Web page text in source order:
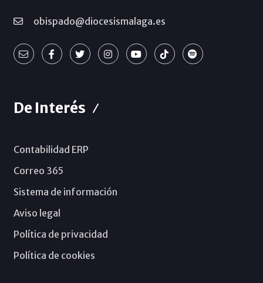
obispado@diocesismalaga.es
De Interés
Contabilidad ERP
Correo 365
Sistema de información
Aviso legal
Política de privacidad
Política de cookies